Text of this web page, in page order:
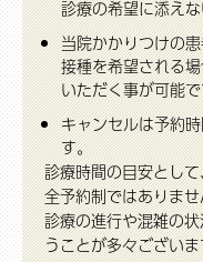
診療の希望に添え
当院かかりつけの
接種を希望される
いただく事が可能
キャンセルは予約
す。
診療時間の目安とし
全予約制ではありま
診療の進行や混雑の
うことが多々ござい